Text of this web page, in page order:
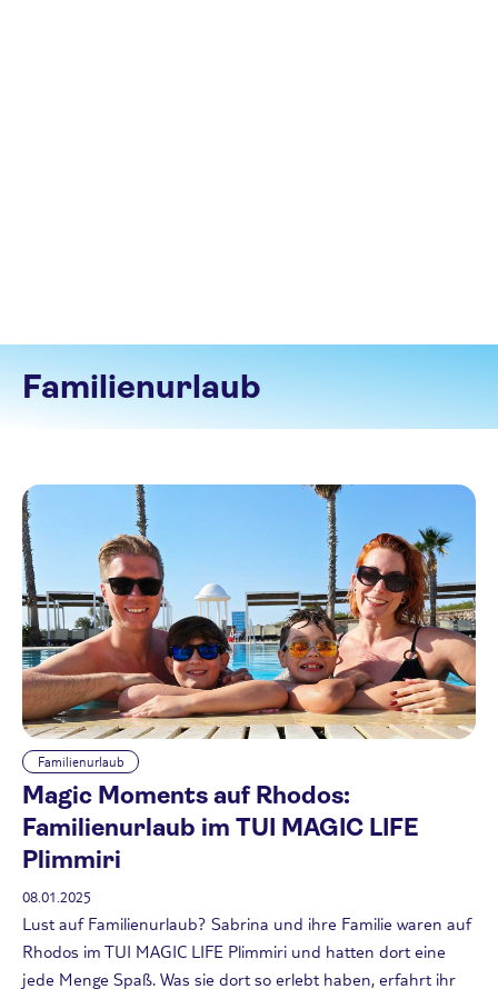
Familienurlaub
Familienurlaub
Magic Moments auf Rhodos:
Familienurlaub im TUI MAGIC LIFE
Plimmiri
08.01.2025
Lust auf Familienurlaub? Sabrina und ihre Familie waren auf
Rhodos im TUI MAGIC LIFE Plimmiri und hatten dort eine
jede Menge Spaß. Was sie dort so erlebt haben, erfahrt ihr